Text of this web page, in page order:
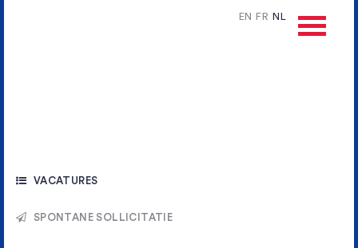
EN FR NL
VACATURES
SPONTANE SOLLICITATIE